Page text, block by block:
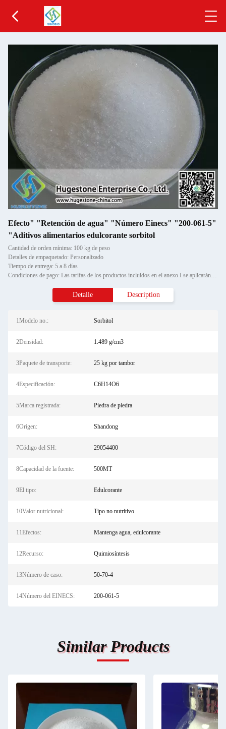
2/4
Efecto" "Retención de agua" "Número Einecs" "200-061-5"
"Aditivos alimentarios edulcorante sorbitol
Cantidad de orden mínima: 100 kg de peso
Detalles de empaquetado: Personalizado
Tiempo de entrega: 5 a 8 días
Condiciones de pago: Las tarifas de los productos incluidos en el anexo I se aplicarán a los productos incluidos en el an
Detalle Description
1Modelo no.: Sorbitol
2Densidad: 1.489 g/cm3
3Paquete de transporte: 25 kg por tambor
4Especificación: C6H14O6
5Marca registrada: Piedra de piedra
6Origen: Shandong
7Código del SH: 29054400
8Capacidad de la fuente: 500MT
9El tipo: Edulcorante
10Valor nutricional: Tipo no nutritivo
11Efectos: Mantenga agua, edulcorante
12Recurso: Quimiosíntesis
13Número de caso: 50-70-4
14Número del EINECS: 200-061-5
Similar Products